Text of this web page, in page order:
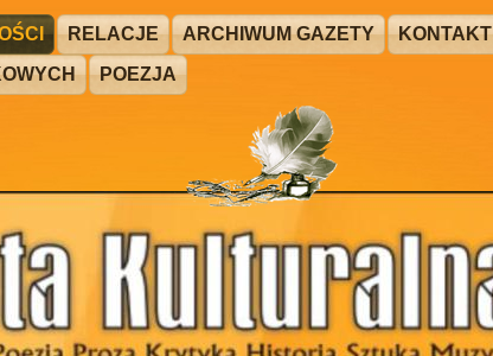
RELACJE ARCHIWUM GAZETY
KONTAKT
POEZJA